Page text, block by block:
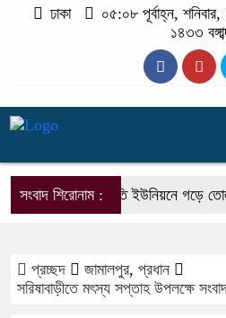
ঢাকা
০৫:০৮ পূর্বাহ্ন,
১৪৩৩
সংবাদ শিরোনাম :প্রতি ইউনিয়নে গড়ে তোলা
প্রচ্ছদ জামালপুর, প্রধান
সরিষাবাড়ীতে মৎস্য সপ্তাহ উপলক্ষে